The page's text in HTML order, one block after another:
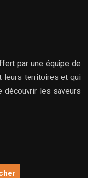
par une équipe de
leurs territoires et qui
découvrir les saveurs